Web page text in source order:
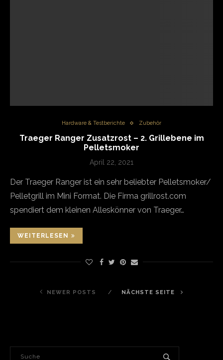
Hardware & Testberichte Zubehör
Traeger Ranger Zusatzrost – 2. Grillebene im
Pelletsmoker
April 22, 2021
­Der Traeger Ranger ist ein sehr beliebter Pelletsmoker/
Pelletgrill im Mini Format. Die Firma grillrost.com
spendiert dem kleinen Alleskönner von Traeger…
WEITERLESEN
NEWER POSTS NÄCHSTE SEITE